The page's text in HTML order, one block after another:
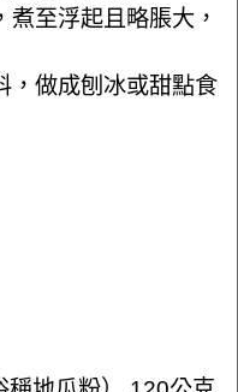
至浮起且略脹大，
，做成刨冰或甜點食